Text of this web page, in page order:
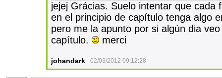
jejej Grácias. Suelo intentar que
en el principio de capítulo tenga algo
pero me la apunto por si algún dia
capítulo.
merci
johandark 02/03/2012 09:12:28